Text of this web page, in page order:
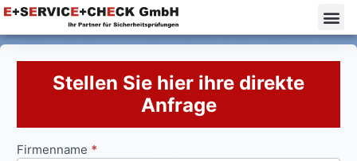
Stellen Sie hier ihre direkte
Anfrage
Anfrageformular
Firmenname *